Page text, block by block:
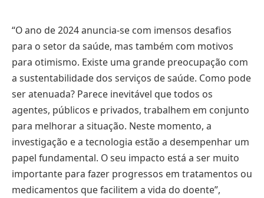
“O ano de 2024 anuncia-se com imensos desafios
para o setor da saúde, mas também com motivos
para otimismo. Existe uma grande preocupação com
a sustentabilidade dos serviços de saúde. Como pode
ser atenuada? Parece inevitável que todos os
agentes, públicos e privados, trabalhem em conjunto
para melhorar a situação. Neste momento, a
investigação e a tecnologia estão a desempenhar um
papel fundamental. O seu impacto está a ser muito
importante para fazer progressos em tratamentos ou
medicamentos que facilitem a vida do doente”,